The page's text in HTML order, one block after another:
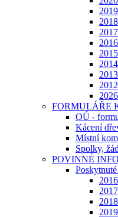
2019
2018
2017
2016
2015
2014
2013
2012
2026
FORMULÁŘE
OÚ -
Kácení
Místní
Spolky,
POVINNÉ
2016
2017
2018
2019